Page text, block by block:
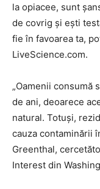
la opiacee, sunt
de covrig și ești
fie în favoarea ta,
LiveScience.com.
„Oamenii consumă
de ani, deoarece
natural. Totuși,
cauza contaminării
Greenthal,
Interest din